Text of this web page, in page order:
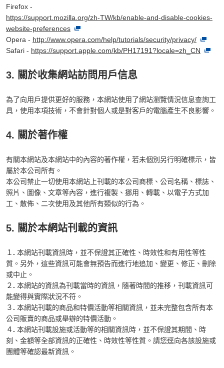
Firefox -
https://support.mozilla.org/zh-TW/kb/enable-and-disable-cookies-
website-preferences
Opera - http://www.opera.com/help/tutorials/security/privacy/
Safari - https://support.apple.com/kb/PH17191?locale=zh_CN
3. 關於收集網站訪問用戶信息
為了向用戶提供更好的服務，本網站使用了網站瀏覽情況信息查詢工
具，使用本項技術，不會針對個人或是對客戶的電腦產生不良影響。
4. 關於著作權
有關本網站及本網站中的內容的著作權，若未個別另行明確標示，皆
屬於本公司所有。
本公司禁止一切使用本網站上刊載的本公司商標、公司名稱、標誌、
照片、圖像、文章等內容，進行複製、挪用、轉載、以電子方式加
工、散佈、二次使用及其他所有類似的行為。
5. 關於本網站刊載的資訊
１ . 本網站刊載資訊時，並不保證其正確性、時效性和有用性等性
質。另外，這些資訊可能會無預告而進行地追加、變更、修正、刪除
或中止。
２ . 本網站的資訊為刊載當時的資訊，隨著時間的推移，刊載資訊可
能變得與實際狀況不符。
３ . 本網站刊載的商品和特價活動等相關資訊，並未完整包含所有本
公司販賣的商品或舉辦的特價活動。
４ . 本網站刊載設施或活動等的相關資訊時，並不保證其期間、時
刻、金額等全部資訊的正確性、時效性等性質。請您逕向各該設施或
團體等確認最新資訊。